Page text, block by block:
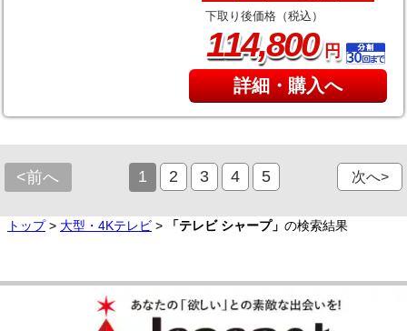
下取り後価格（税込）
114,800円
詳細・購入へ
<前へ 1 2 3 4 5 次へ>
トップ> 大型・4Kテレビ > 「テレビ シャープ」 の検索結果